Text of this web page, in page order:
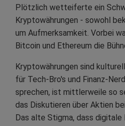
Plötzlich wetteiferte ein
Kryptowährungen - sowohl
um Aufmerksamkeit. Vorbei
Bitcoin und Ethereum die
Kryptowährungen sind
für Tech-Bro's und Finanz-
sprechen, ist mittlerweile so
das Diskutieren über Aktien
Das alte Stigma, dass digitale